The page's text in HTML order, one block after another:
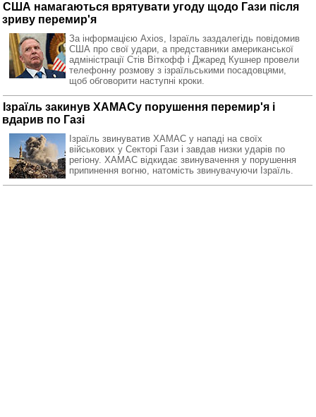
США намагаються врятувати угоду щодо Гази після
зриву перемир'я
За інформацією Axios, Ізраїль заздалегідь повідомив
США про свої удари, а представники американської
адміністрації Стів Віткофф і Джаред Кушнер провели
телефонну розмову з ізраїльськими посадовцями,
щоб обговорити наступні кроки.
Ізраїль закинув ХАМАСу порушення перемир'я і
вдарив по Газі
Ізраїль звинуватив ХАМАС у нападі на своїх
військових у Секторі Гази і завдав низки ударів по
регіону. ХАМАС відкидає звинувачення у порушення
припинення вогню, натомість звинувачуючи Ізраїль.